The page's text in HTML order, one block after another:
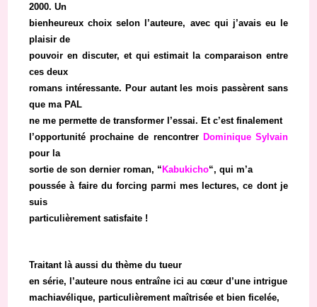
2000. Un
bienheureux choix selon l’auteure, avec qui j’avais eu le
plaisir de
pouvoir en discuter, et qui estimait la comparaison entre
ces deux
romans intéressante. Pour autant les mois passèrent sans
que ma PAL
ne me permette de transformer l’essai. Et c’est finalement
l’opportunité prochaine de rencontrer Dominique Sylvain
pour la
sortie de son dernier roman, “ Kabukicho“, qui m’a
poussée à faire du forcing parmi mes lectures, ce dont je
suis
particulièrement satisfaite !
Traitant là aussi du thème du tueur
en série, l’auteure nous entraîne ici au cœur d’une intrigue
machiavélique, particulièrement maîtrisée et bien ficelée,